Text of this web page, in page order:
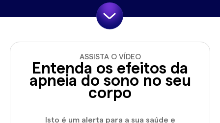
ASSISTA O VÍDEO
Entenda os efeitos da
apneia do sono no seu
corpo
Isto é um alerta para a sua saúde e